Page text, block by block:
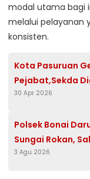
modal utama bagi
melalui pelayanan
konsisten.
Kota Pasuruan
Pejabat,Sekda
Dipertanyakan
30 Apr 2026
Polsek Bonai
Sungai Rokan,
Program JALUR
3 Agu 2026